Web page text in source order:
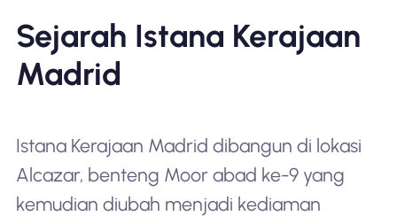
Sejarah Istana Kerajaan
Madrid
Istana Kerajaan Madrid dibangun di lokasi
Alcazar, benteng Moor abad ke-9 yang
kemudian diubah menjadi kediaman